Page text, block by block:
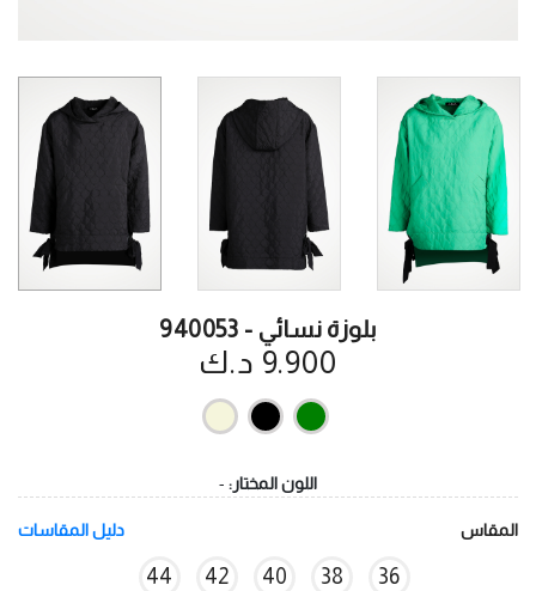
بلوزة نسائي - 940053
9.900 د.ك
اللون المختار: -
المقاس دليل المقاسات
36
38
40
42
44